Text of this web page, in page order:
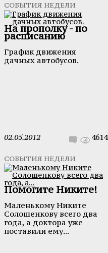
СОБЫТИЯ НЕДЕЛИ
На прополку - по
расписанию
График движения
дачных автобусов.
02.05.2012 4614
СОБЫТИЯ НЕДЕЛИ
Помогите Никите!
Маленькому Никите
Солошенкову всего два
года, а доктора уже
поставили ему...